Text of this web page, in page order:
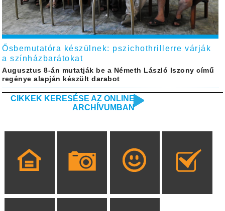
Ősbemutatóra készülnek: pszichothrillerre várják
a színházbarátokat
Augusztus 8-án mutatják be a Németh László Iszony című
regénye alapján készült darabot
CIKKEK KERESÉSE AZ ONLINE
ARCHÍVUMBAN